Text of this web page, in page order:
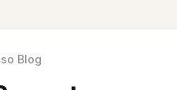
Blog